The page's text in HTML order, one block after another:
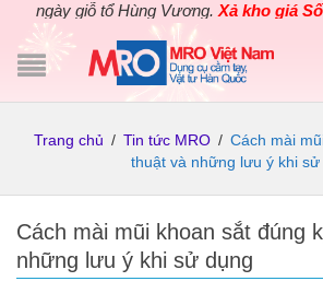
giỗ tổ Hùng Vương.Xả kho giá Sốc
Trang chủ / Tin tức MRO / Cách mài
thuật và những lưu ý khi sử
Cách mài mũi khoan sắt đúng
những lưu ý khi sử dụng